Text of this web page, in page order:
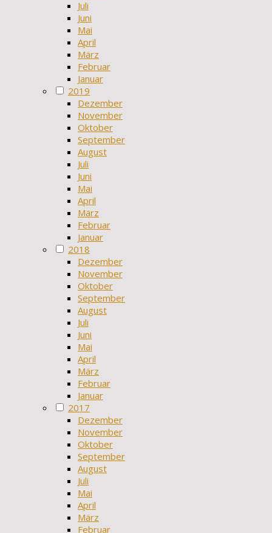
Juli
Juni
Mai
April
März
Februar
Januar
2019
Dezember
November
Oktober
September
August
Juli
Juni
Mai
April
März
Februar
Januar
2018
Dezember
November
Oktober
September
August
Juli
Juni
Mai
April
März
Februar
Januar
2017
Dezember
November
Oktober
September
August
Juli
Mai
April
März
Februar